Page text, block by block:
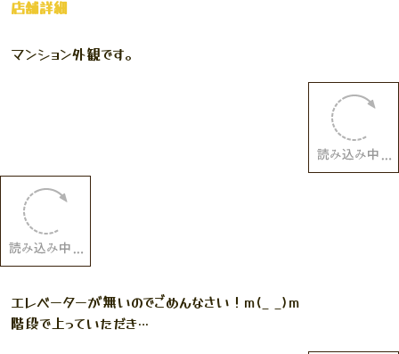
エレベーターが無いのでごめんなさい！m(_ _)m